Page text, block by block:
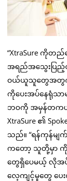
“XtraSure ကိုတ
အရည်အသွေးပြည့်ဝ
ဝယ်ယူသူတွေအတွက် အ
ကိုပေးအပ်နေရုံသ
ဘဝကို အမှန်တကယ်
XtraSure ၏
သည်။ “ရန်ကုန်မျက်မ
ကတော့ သူတို့မှာ ကို
တွေရှိပေမယ့် လိုအ
လေ့ကျင့်မှုတွေ ပ